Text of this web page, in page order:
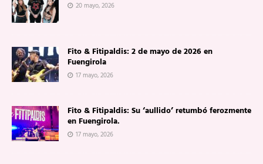
20 mayo, 2026
Fito & Fitipaldis: 2 de mayo de 2026 en
Fuengirola
17 mayo, 2026
Fito & Fitipaldis: Su ‘aullido’ retumbó ferozmente
en Fuengirola.
17 mayo, 2026